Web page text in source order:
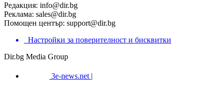
Редакция: info@dir.bg
Реклама: sales@dir.bg
Помощен център: support@dir.bg
Настройки за поверителност и бисквитки
Dir.bg Media Group
3e-news.net |